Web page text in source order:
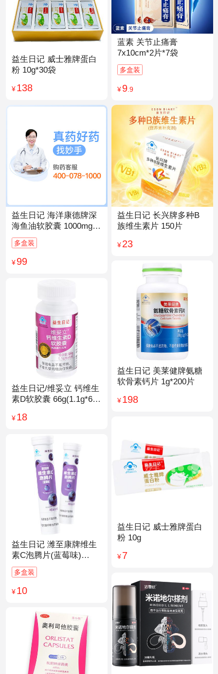
蓝素 关节止痛膏
7x10cm*2片*7袋
多盒装
¥9.9
益生日记 威士雅牌蛋白
粉 10g*30袋
¥138
益生日记 海洋康德牌深
海鱼油软胶囊 1000mg/
粒*200粒
多盒装
¥99
益生日记 长兴牌多种B
族维生素片 150片
¥23
益生日记 美莱健牌氨糖
软骨素钙片 1g*200片
¥198
益生日记/维妥立 钙维生
素D软胶囊 66g(1.1g*60
¥18
益生日记 威士雅牌蛋白
粉 10g
¥7
益生日记 潍至康牌维生
素C泡腾片(蓝莓味)
4.0g*20片
多盒装
¥10